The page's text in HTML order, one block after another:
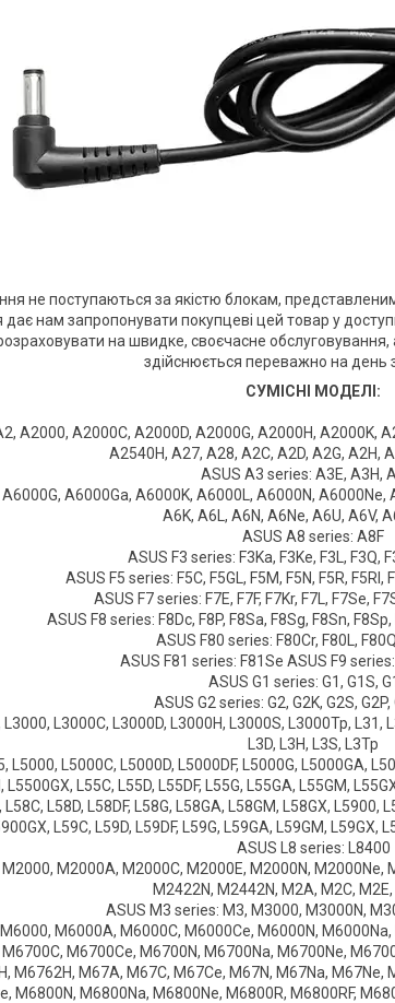
не поступаються за якістю блокам,
нам запропонувати покупцеві цей товар у
на швидке, своєчасне обслуговування,
здійснюється переважно на день
СУМІСНІ МОДЕЛІ:
A2000, A2000C, A2000D, A2000G, A2000H, A2000K,
A2540H, A27, A28, A2C, A2D, A2G, A2H,
ASUS A3 series: A3E, A3H,
A6000Ga, A6000K, A6000L, A6000N,
A6K, A6L, A6N, A6Ne, A6U, A6V,
ASUS A8 series: A8F
ASUS F3 series: F3Ka, F3Ke, F3L, F3Q,
ASUS F5 series: F5C, F5GL, F5M, F5N, F5R, F5RI,
ASUS F7 series: F7E, F7F, F7Kr, F7L, F7Se,
ASUS F8 series: F8Dc, F8P, F8Sa, F8Sg, F8Sn,
ASUS F80 series: F80Cr, F80L,
ASUS F81 series: F81Se ASUS F9
ASUS G1 series: G1, G1S,
ASUS G2 series: G2, G2K, G2S,
L3000C, L3000D, L3000H, L3000S, L3000Tp, L31,
L3D, L3H, L3S, L3Tp
L5000, L5000C, L5000D, L5000DF, L5000G, L5000GA,
L5500GX, L55C, L55D, L55DF, L55G, L55GA, L55GM,
L58C, L58D, L58DF, L58G, L58GA, L58GM, L58GX,
L59C, L59D, L59DF, L59G, L59GA, L59GM, L59GX,
ASUS L8 series: L8400
M2000A, M2000C, M2000E, M2000N,
M2422N, M2442N, M2A, M2C,
ASUS M3 series: M3, M3000, M3000N,
M6000A, M6000C, M6000Ce, M6000N,
M6700Ce, M6700N, M6700Na, M6700Ne,
M6762H, M67A, M67C, M67Ce, M67N, M67Na, M67Ne,
M6800N, M6800Na, M6800Ne, M6800R, M6800RF,